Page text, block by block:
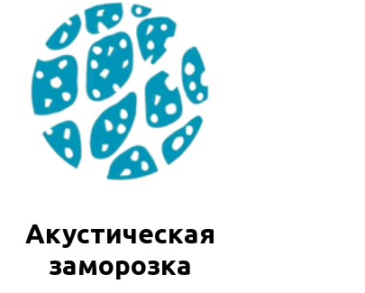
Акустическая
заморозка